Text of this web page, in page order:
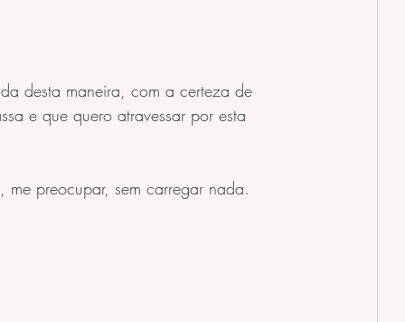
desta maneira, com a certeza de
e que quero atravessar por esta
preocupar, sem carregar nada.